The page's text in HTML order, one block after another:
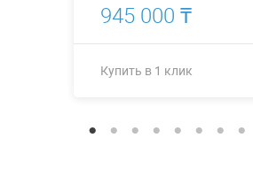
945 000 ₸
Купить в 1 клик